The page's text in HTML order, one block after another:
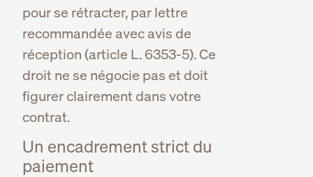
pour se rétracter, par lettre
recommandée avec avis de
réception (article L. 6353-5). Ce
droit ne se négocie pas et doit
figurer clairement dans votre
contrat.
Un encadrement strict du
paiement